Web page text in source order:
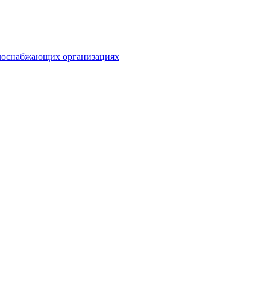
организациях